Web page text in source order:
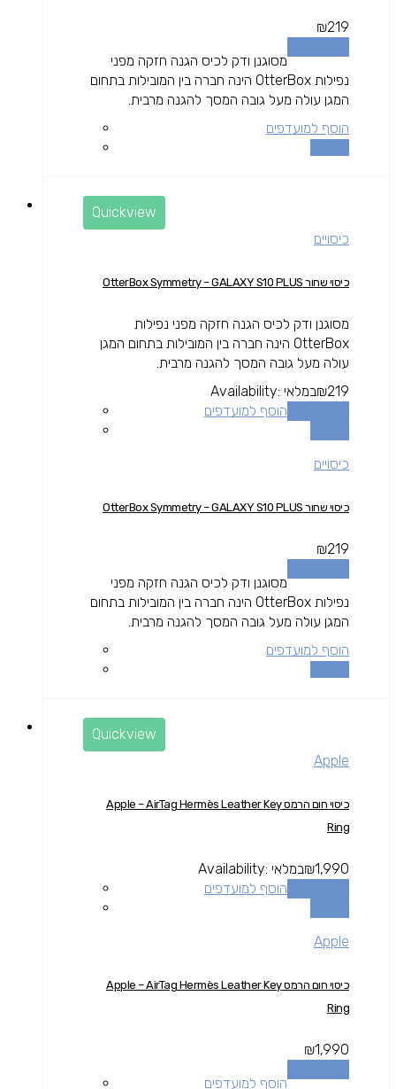
₪219
מסוגנן ודק לכיס הגנה חזקה מפני
נפילות OtterBox הינה חברה בין המובילות בתחום
המגן עולה מעל גובה המסך להגנה מרבית.
הוסף למועדפים
Quickview
כיסויים
כיסוי שחור OtterBox Symmetry – GALAXY S10 PLUS
מסוגנן ודק לכיס הגנה חזקה מפני נפילות
OtterBox הינה חברה בין המובילות בתחום המגן
עולה מעל גובה המסך להגנה מרבית.
₪219
Availability: במלאי
הוסף למועדפים
כיסויים
כיסוי שחור OtterBox Symmetry – GALAXY S10 PLUS
₪219
מסוגנן ודק לכיס הגנה חזקה מפני
נפילות OtterBox הינה חברה בין המובילות בתחום
המגן עולה מעל גובה המסך להגנה מרבית.
הוסף למועדפים
Quickview
Apple
כיסוי חום הרמס Apple – AirTag Hermès Leather Key
Ring
₪1,990
Availability: במלאי
הוסף למועדפים
Apple
כיסוי חום הרמס Apple – AirTag Hermès Leather Key
Ring
₪1,990
הוסף למועדפים